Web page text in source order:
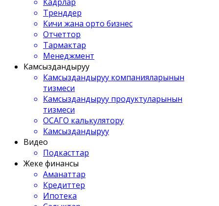
Тренддер
Кичи жана орто бизнес
Отчеттор
Тармактар
Менеджмент
Камсыздандыруу
Камсыздандыруу компанияларынын
тизмеси
Камсыздандыруу продуктуларынын
тизмеси
ОСАГО калькулятору
Камсыздандыруу
Видео
Подкасттар
Жеке финансы
Аманаттар
Кредиттер
Ипотека